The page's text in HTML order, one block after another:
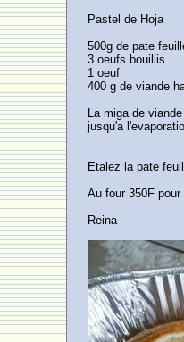
Pastel de Hoja
500g de pate
3 oeufs bouillis
1 oeuf
400 g de viande
La miga de
jusqu'a
Etalez la pate
Au four 350F
Reina